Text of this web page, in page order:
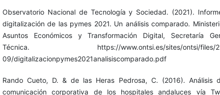
Observatorio Nacional de Tecnología y Sociedad. (2021).
digitalización de las pymes 2021. Un análisis comparado.
Asuntos Económicos y Transformación Digital, Secretaría
Técnica. https://www.ontsi.es/sites/ontsi/files/
09/digitalizacionpymes2021analisiscomparado.pdf
Rando Cueto, D. & de las Heras Pedrosa, C. (2016). Análisis
comunicación corporativa de los hospitales andaluces vía